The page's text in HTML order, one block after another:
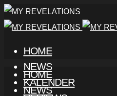
HOME
NEWS
KALENDER
HOME
NEWS